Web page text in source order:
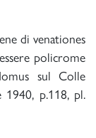
di venationes
policrome
sul Colle
p.118, pl.